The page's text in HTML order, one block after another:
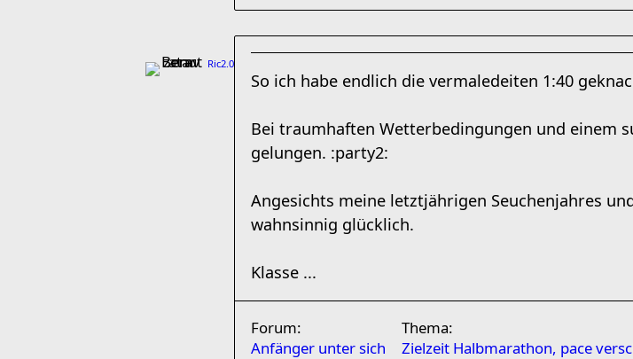
Ric2.0
So ich habe endlich die vermaledeiten 1:40
Bei traumhaften Wetterbedingungen und einem
gelungen. :party2:
Angesichts meine letztjährigen Seuchenjahres
wahnsinnig glücklich.
Klasse ...
Forum:
Anfänger unter sich
Thema:
Zielzeit Halbmarathon, pace